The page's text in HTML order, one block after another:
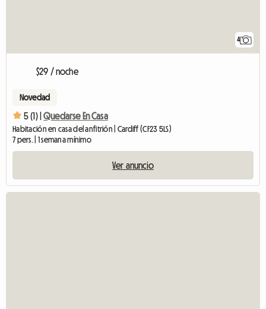
4
$29 / noche
Novedad
5 (1) | Quedarse En Casa
Habitación en casa del anfitrión | Cardiff (CF23 5LS)
7 pers. | 1 semana mínimo
Ver anuncio